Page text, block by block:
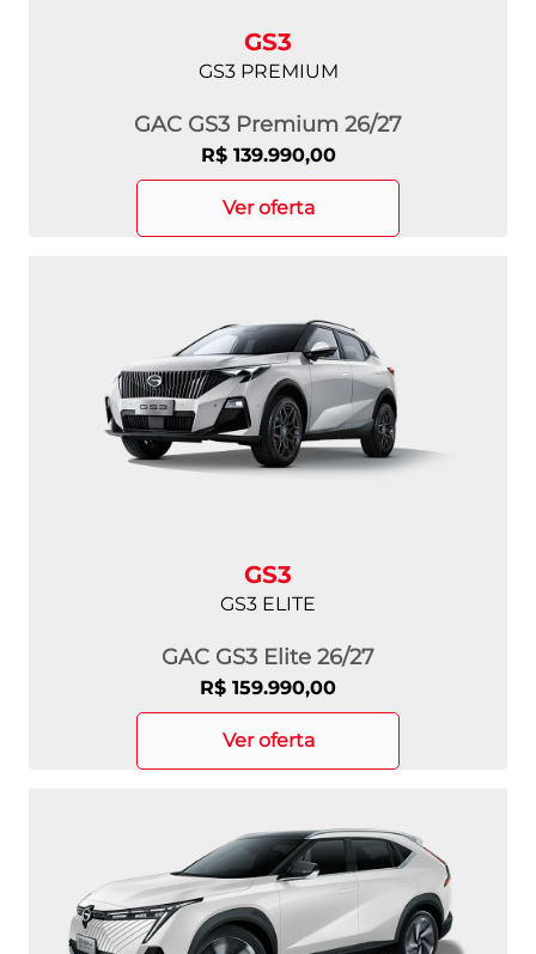
GS3
GS3 PREMIUM
GAC GS3 Premium 26/27
R$ 139.990,00
ver oferta
GS3
GS3 ELITE
GAC GS3 Elite 26/27
R$ 159.990,00
ver oferta